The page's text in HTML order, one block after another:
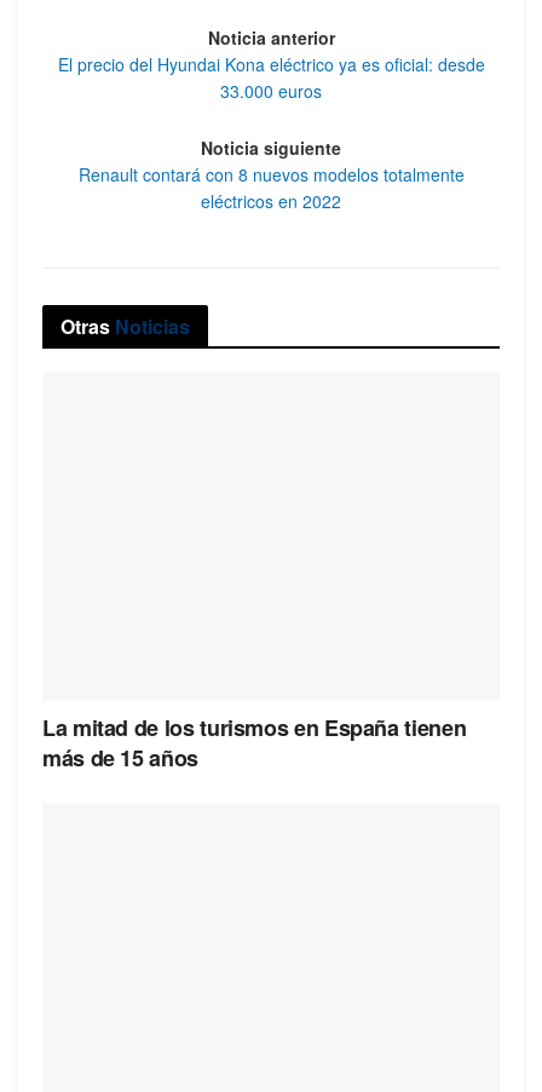
Noticia anterior
El precio del Hyundai Kona eléctrico ya es oficial: desde
33.000 euros
Noticia siguiente
Renault contará con 8 nuevos modelos totalmente
eléctricos en 2022
Otras Noticias
La mitad de los turismos en España tienen
más de 15 años